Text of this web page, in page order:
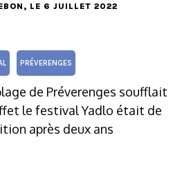
, LE 6 JUILLET 2022
PRÉVERENGES
de Préverenges soufflait
le festival Yadlo était de
après deux ans